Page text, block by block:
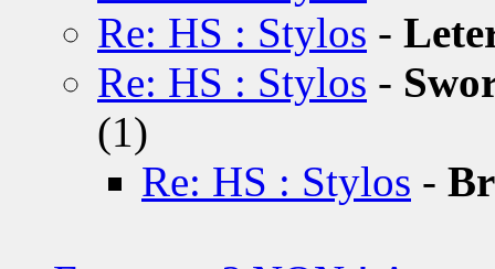
Re: HS : Stylos -
Re: HS : Stylos -
(1)
Re: HS : Stylos -